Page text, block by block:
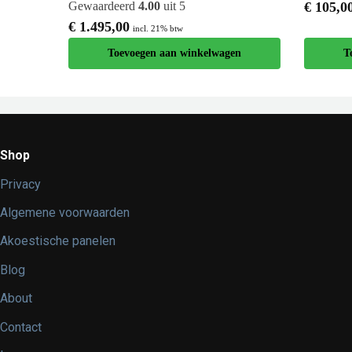
Gewaardeerd4.00 uit 5
€ 1.495,00 incl. 21% btw
Toevoegen aan winkelwagen
€
Shop
Privacy
Algemene voorwaarden
Akoestische panelen
Blog
About
Contact